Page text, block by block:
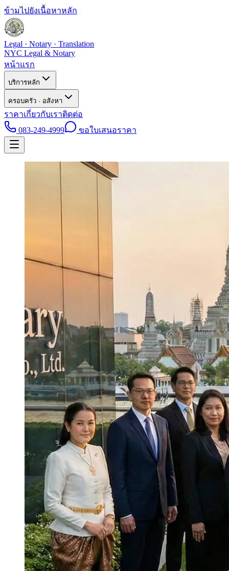
ข้ามไปยังเนื้อหาหลัก
Legal · Notary · Translation
NYC Legal & Notary
หน้าแรก
บริการหลัก
ครอบครัว · อสังหา
ราคาเกี่ยวกับเราติดต่อ
083-249-4999
ขอใบเสนอราคา